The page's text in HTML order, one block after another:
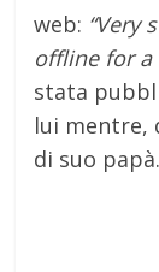
web: “Very
offline for a
stata
lui mentre,
di suo papà.